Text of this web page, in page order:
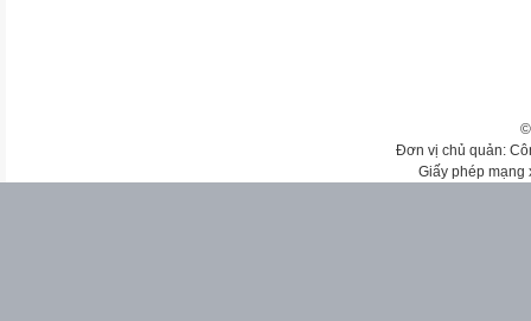
Đơn vị chủ quản:
Giấy phép mạng